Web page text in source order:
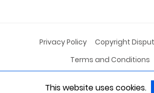
Privacy Policy
Copyright
Terms and Conditions
All Rights Reserved View Non-AMP
This website uses cookies.